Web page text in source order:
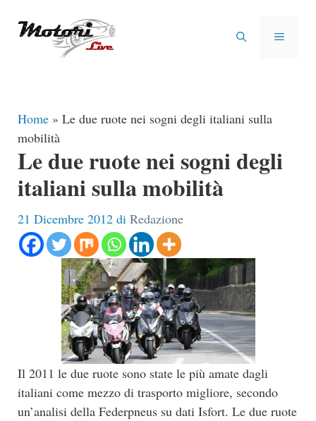
MENU
Home » Le due ruote nei sogni degli italiani sulla
mobilità
Le due ruote nei sogni degli
italiani sulla mobilità
21 Dicembre 2012 di Redazione
Il 2011 le due ruote sono state le più amate dagli
italiani come mezzo di trasporto migliore, secondo
un’analisi della Federpneus su dati Isfort. Le due ruote